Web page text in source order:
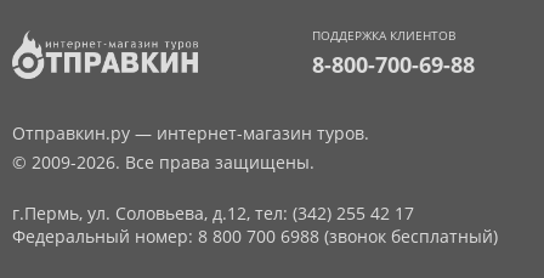
ПОДДЕРЖКА КЛИЕНТОВ
8-800-700-69-88
Отправкин.ру — интернет-магазин туров.
© 2009-2026. Все права защищены.
г.Пермь, ул. Соловьева, д.12, тел: (342) 255 42 17
Федеральный номер: 8 800 700 6988 (звонок бесплатный)